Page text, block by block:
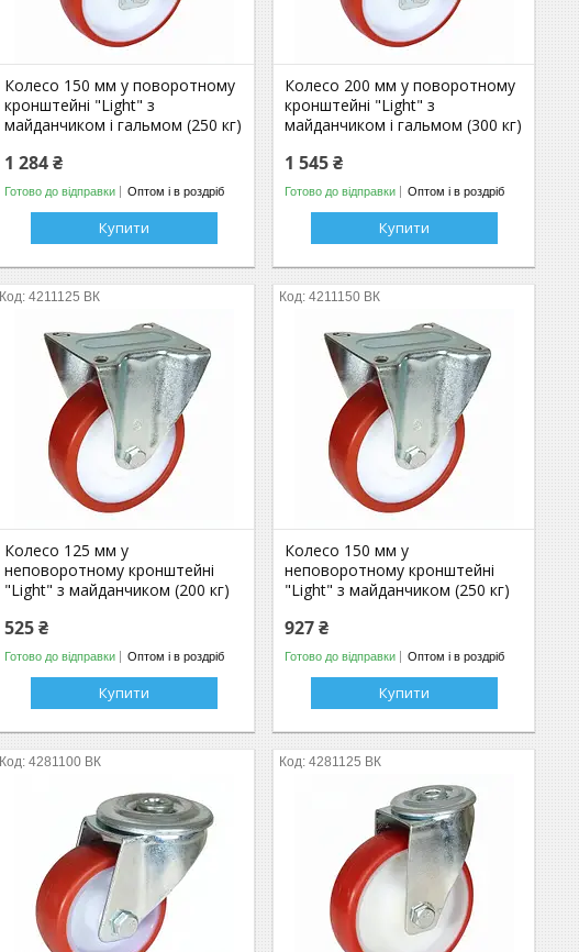
Колесо 150 мм у поворотному
кронштейні "Light" з
майданчиком і гальмом (250 кг)
1 284 ₴
Готово до відправки Оптом і в роздріб
Купити
Колесо 200 мм у поворотному
кронштейні "Light" з
майданчиком і гальмом (300 кг)
1 545 ₴
Готово до відправки Оптом і в роздріб
Купити
4211125 ВК
Колесо 125 мм у
неповоротному кронштейні
"Light" з майданчиком (200 кг)
525 ₴
Готово до відправки Оптом і в роздріб
Купити
4211150 ВК
Колесо 150 мм у
неповоротному кронштейні
"Light" з майданчиком (250 кг)
927 ₴
Готово до відправки Оптом і в роздріб
Купити
4281100 ВК 4281125 ВК